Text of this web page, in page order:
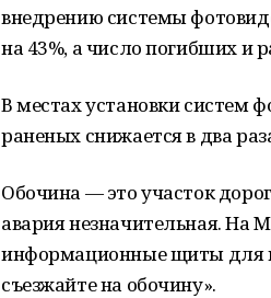
внедрению системы
на 43%, а число погибших и
В местах установки систем
раненых снижается в два
Обочина — это участок
авария незначительная. На
информационные щиты для
съезжайте на обочину».